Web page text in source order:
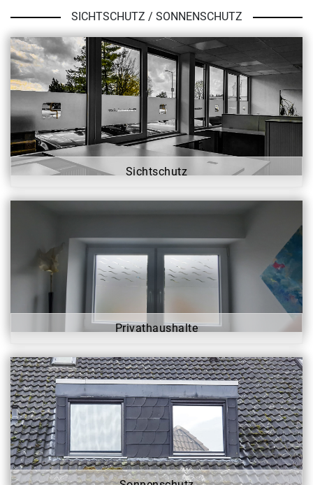
SICHTSCHUTZ / SONNENSCHUTZ
Sichtschutz
Privathaushalte